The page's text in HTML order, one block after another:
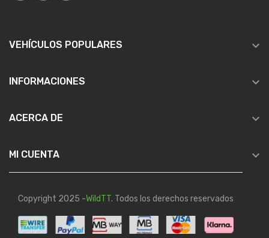
VEHÍCULOS POPULARES 
INFORMACIONES 
ACERCA DE 
MI CUENTA 
Copyright 2025 -WildTT. Todos los derechos reservados